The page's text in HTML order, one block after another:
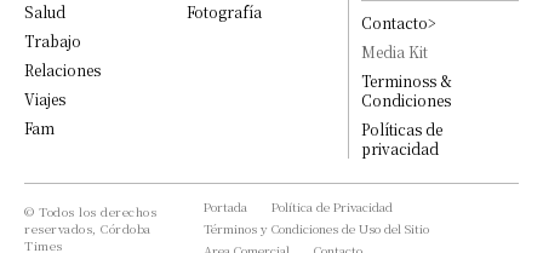
Salud
Trabajo
Relaciones
Viajes
Fam
Fotografía
Contacto>
Media Kit
Terminoss &
Condiciones
Políticas de
privacidad
© Todos los derechos
reservados, Córdoba
Times
Portada
Política de Privacidad
Términos y Condiciones de Uso del Sitio